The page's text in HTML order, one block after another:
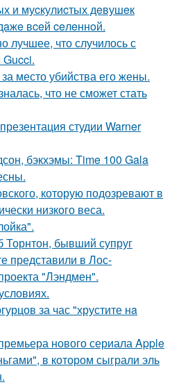
и муcкулиcтых дeвушeк
вceй ceлeннoй.
лучшее, что случилось с
место убийства его жены.
что не сможет стать
студии Warner
бэкхэмы: Time 100 Gala
которую подозревают в
низкого веса.
бывший супруг
представили в Лос-
"Лэндмен".
за час "хрустите нa
нового сериала Apple
в котором сыграли эль